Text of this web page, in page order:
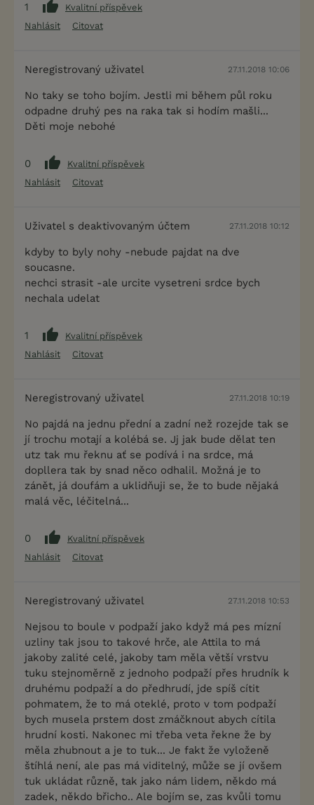
1
Kvalitní příspěvek
Nahlásit
Citovat
Neregistrovaný uživatel 27.11.2018 10:06
No taky se toho bojím. Jestli mi během půl roku
odpadne druhý pes na raka tak si hodím mašli...
Děti moje nebohé
0
Kvalitní příspěvek
Nahlásit
Citovat
Uživatel s deaktivovaným účtem 27.11.2018 10:12
kdyby to byly nohy -nebude pajdat na dve
soucasne.
nechci strasit -ale urcite vysetreni srdce bych
nechala udelat
1
Kvalitní příspěvek
Nahlásit
Citovat
Neregistrovaný uživatel 27.11.2018 10:19
No pajdá na jednu přední a zadní než rozejde tak se
jí trochu motají a kolébá se. Jj jak bude dělat ten
utz tak mu řeknu ať se podívá i na srdce, má
dopllera tak by snad něco odhalil. Možná je to
zánět, já doufám a uklidňuji se, že to bude nějaká
malá věc, léčitelná...
0
Kvalitní příspěvek
Nahlásit
Citovat
Neregistrovaný uživatel 27.11.2018 10:53
Nejsou to boule v podpaží jako když má pes mízní
uzliny tak jsou to takové hrče, ale Attila to má
jakoby zalité celé, jakoby tam měla větší vrstvu
tuku stejnoměrně z jednoho podpaží přes hrudník k
druhému podpaží a do předhrudí, jde spíš cítit
pohmatem, že to má oteklé, proto v tom podpaží
bych musela prstem dost zmáčknout abych cítila
hrudní kosti. Nakonec mi třeba veta řekne že by
měla zhubnout a je to tuk... Je fakt že vyloženě
štíhlá není, ale pas má viditelný, může se jí ovšem
tuk ukládat různě, tak jako nám lidem, někdo má
zadek, někdo břicho.. Ale bojím se, zas kvůli tomu